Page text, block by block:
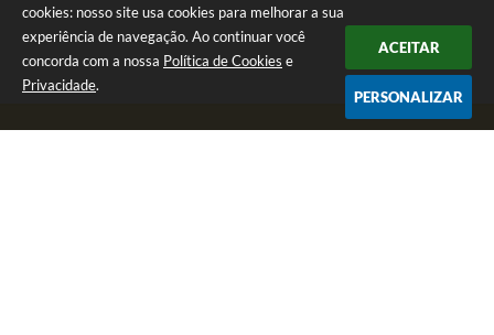
cookies: nosso site usa cookies para melhorar a sua
experiência de navegação. Ao continuar você
concorda com a nossa Política de Cookies e
Privacidade.
ACEITAR
PERSONALIZAR